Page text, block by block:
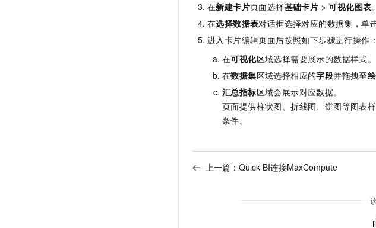
在新建卡片页面选择基础卡片 >可视化图表。
在选择数据表对话框选择对应的数据集，单
进入卡片编辑页面后按照如下步骤进行操作：
在可视化区域选择需要展示的数据样式。
在数据集区域选择相应的字段并拖拽至
汇总指标区域会展示对应数据。
页面提供柱状图、折线图、饼图等图表
条件。
上一篇： Quick BI连接MaxCompute